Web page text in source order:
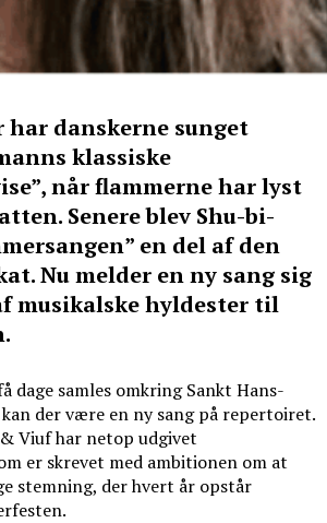
danskerne sunget
klassiske
når flammerne har lyst
Senere blev Shu-bi-
en del af den
Nu melder en ny sang sig
musikalske hyldester til
dage samles omkring Sankt Hans-
der være en ny sang på repertoiret.
Viuf har netop udgivet
er skrevet med ambitionen om at
stemning, der hvert år opstår